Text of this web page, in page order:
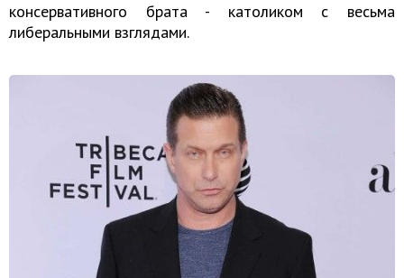
консервативного брата - католиком с весьма
либеральными взглядами.